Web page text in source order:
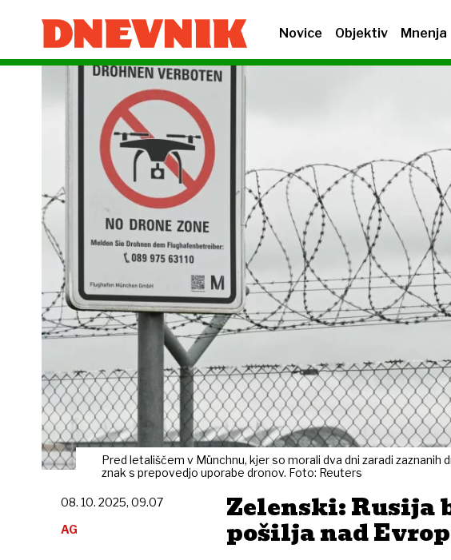
Novice Objektiv Mnenja
Pred letališčem v Münchnu, kjer so morali dva dni zaradi
znak s prepovedjo uporabe dronov. Foto: Reuters
Zelenski: Rusija
pošilja nad
08. 10. 2025, 09.07
AG